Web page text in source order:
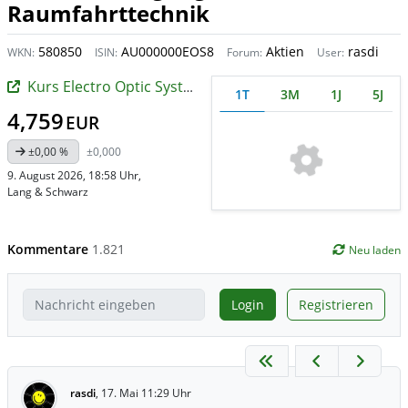
Raumfahrttechnik
WKN: 580850 ISIN: AU000000EOS8 Forum: Aktien User: rasdi
Kurs Electro Optic Systems
4,759EUR
±0,00 %
±0,000
9. August 2026, 18:58 Uhr,
Lang & Schwarz
1T 3M 1J 5J
Kommentare 1.821 Neu laden
Login Registrieren
rasdi, 17. Mai 11:29 Uhr